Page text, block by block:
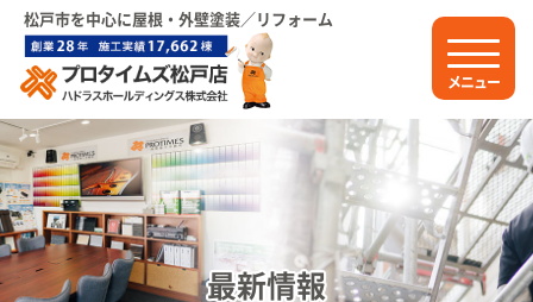
松戸市を中心に屋根・外壁塗装／リフォーム
メニュー
最新情報